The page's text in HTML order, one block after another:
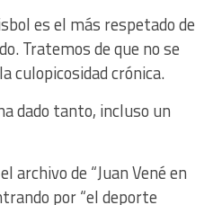
es el más respetado de
Tratemos de que no se
culopicosidad crónica.
dado tanto, incluso un
archivo de “Juan Vené en
por “el deporte